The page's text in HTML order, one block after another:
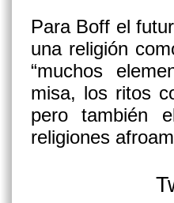
Para Boff el
una religión
“muchos
misa, los ritos
pero también
religiones